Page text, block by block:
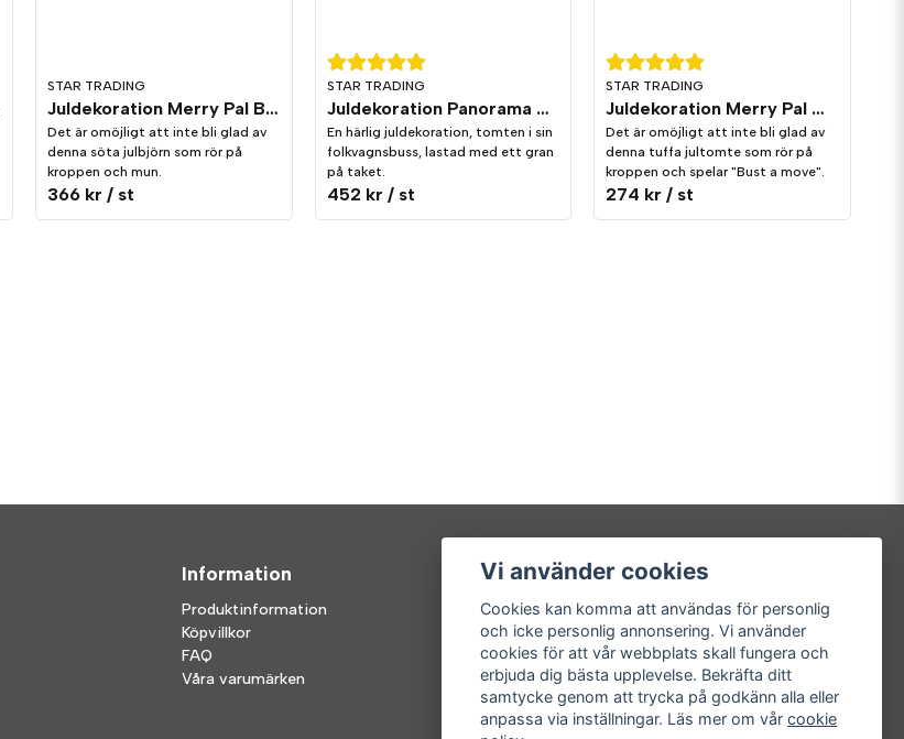
STAR TRADING
Juldekoration Merry Pal Björn Melodi/Rörelse
Det är omöjligt att inte bli glad av
denna söta julbjörn som rör på
kroppen och mun.
366 kr / st
STAR TRADING
Juldekoration Panorama Merryville Traktor
En härlig juldekoration, tomten i sin
folkvagnsbuss, lastad med ett gran
på taket.
452 kr / st
STAR TRADING
Juldekoration Merry Pal Apa Melodi/Rörelse
Det är omöjligt att inte bli glad av
denna tuffa jultomte som rör på
kroppen och spelar "Bust a move".
274 kr / st
Information
Produktinformation
Köpvillkor
FAQ
Våra varumärken
Mitt konto
Logga in
Registrera dig
Glömt lösenord?
Vi använder cookies
Cookies kan komma att användas för personlig
och icke personlig annonsering. Vi använder
cookies för att vår webbplats skall fungera och
erbjuda dig bästa upplevelse. Bekräfta ditt
samtycke genom att trycka på godkänn alla eller
anpassa via inställningar. Läs mer om vårcookie